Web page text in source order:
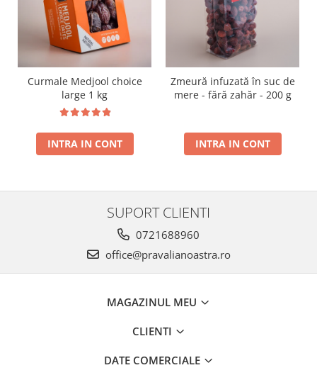
Curmale Medjool choice
large 1 kg
INTRA IN CONT
Zmeură infuzată în suc de
mere - fără zahăr - 200 g
INTRA IN CONT
SUPORT CLIENTI
0721688960
office@pravalianoastra.ro
MAGAZINUL MEU
CLIENTI
DATE COMERCIALE